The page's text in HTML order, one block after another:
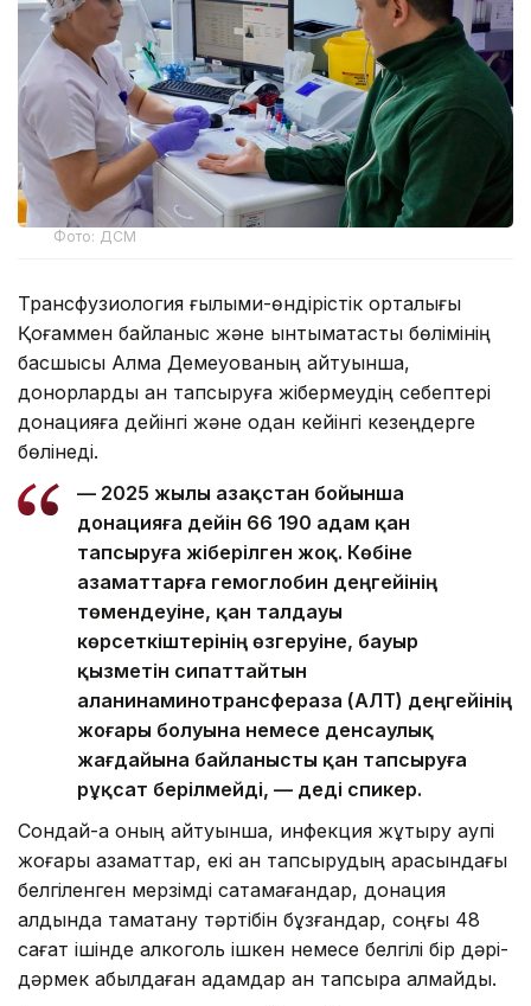
Фото: ДСМ
Трансфузиология ғылыми-өндірістік орталығы
Қоғаммен байланыс және ынтымақтастық бөлімінің
басшысы Алма Демеуованың айтуынша,
донорларды қан тапсыруға жібермеудің себептері
донацияға дейінгі және одан кейінгі кезеңдерге
бөлінеді.
— 2025 жылы Қазақстан бойынша
донацияға дейін 66 190 адам қан
тапсыруға жіберілген жоқ. Көбіне
азаматтарға гемоглобин деңгейінің
төмендеуіне, қан талдауы
көрсеткіштерінің өзгеруіне, бауыр
қызметін сипаттайтын
аланинаминотрансфераза (АЛТ) деңгейінің
жоғары болуына немесе денсаулық
жағдайына байланысты қан тапсыруға
рұқсат берілмейді, — деді спикер.
Сондай-ақ оның айтуынша, инфекция жұқтыру қаупі
жоғары азаматтар, екі қан тапсырудың арасындағы
белгіленген мерзімді сақтамағандар, донация
алдында тамақтану тәртібін бұзғандар, соңғы 48
сағат ішінде алкоголь ішкен немесе белгілі бір дәрі-
дәрмек қабылдаған адамдар қан тапсыра алмайды.